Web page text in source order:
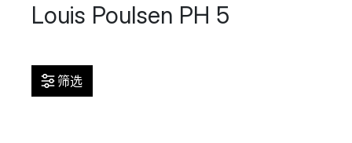
Louis Poulsen PH 5
筛选